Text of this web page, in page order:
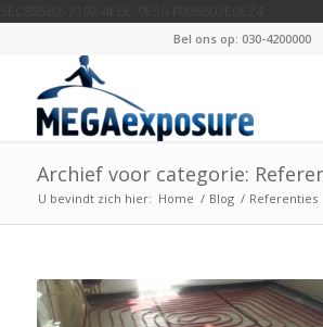
Bel ons op: 030-4200000
Archief voor categorie:
U bevindt zich hier: Home / Blog / Referenties